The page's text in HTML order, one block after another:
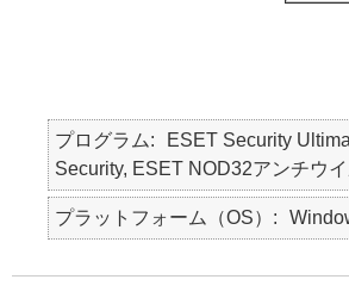
プログラム
ESET Security
Security, ESET NOD32アンチウ
プラットフォーム（OS）